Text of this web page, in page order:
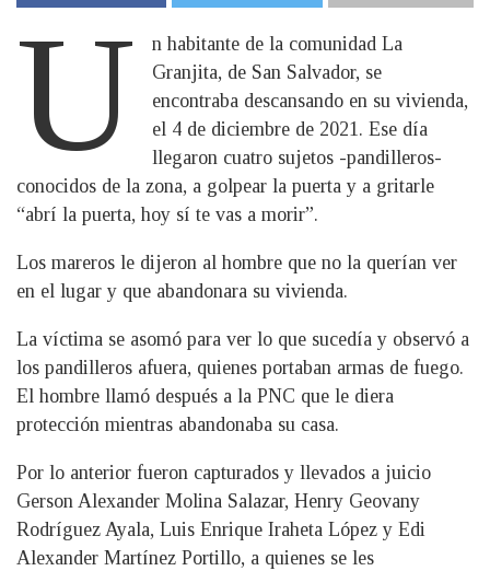
U
n habitante de la comunidad La
Granjita, de San Salvador, se
encontraba descansando en su vivienda,
el 4 de diciembre de 2021. Ese día
llegaron cuatro sujetos -pandilleros-
conocidos de la zona, a golpear la puerta y a gritarle
“abrí la puerta, hoy sí te vas a morir”.
Los mareros le dijeron al hombre que no la querían ver
en el lugar y que abandonara su vivienda.
La víctima se asomó para ver lo que sucedía y observó a
los pandilleros afuera, quienes portaban armas de fuego.
El hombre llamó después a la PNC que le diera
protección mientras abandonaba su casa.
Por lo anterior fueron capturados y llevados a juicio
Gerson Alexander Molina Salazar, Henry Geovany
Rodríguez Ayala, Luis Enrique Iraheta López y Edi
Alexander Martínez Portillo, a quienes se les